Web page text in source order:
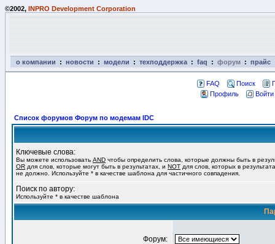
©2002, INPRO Development Corporation
о компании : новости : модели : техподдержка : faq : форум : прайс
FAQ Поиск
Профиль
Список форумов Форум по модемам IDC
Ключевые слова:
Вы можете использовать AND чтобы определить слова, которые должны быть в
OR для слов, которые могут быть в результатах, и NOT для слов, которых в
не должно. Используйте * в качестве шаблона для частичного совпадения.
Поиск по автору:
Используйте * в качестве шаблона
Форум: